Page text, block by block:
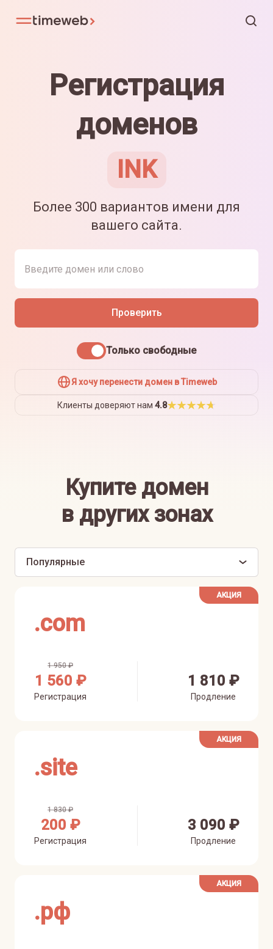
Регистрация
доменов
INK
Более 300 вариантов имени для
вашего сайта.
Проверить
Только свободные
Я хочу перенести домен в Timeweb
Клиенты доверяют нам 4.8
Купите домен
в других зонах
Популярные
АКЦИЯ
.com
1 950 ₽
1 560 ₽
Регистрация
1 810 ₽
Продление
АКЦИЯ
.site
1 830 ₽
200 ₽
Регистрация
3 090 ₽
Продление
АКЦИЯ
.рф